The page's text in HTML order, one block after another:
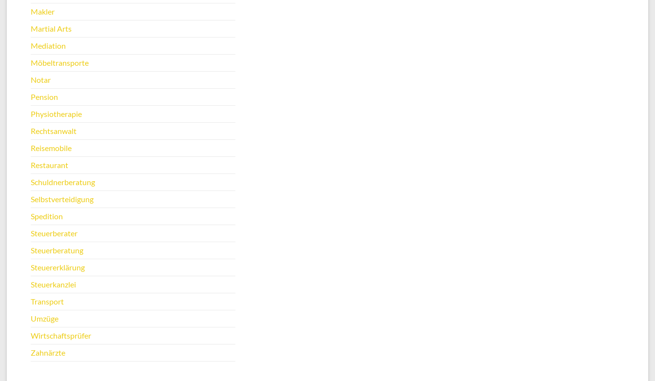
Makler
Martial Arts
Mediation
Möbeltransporte
Notar
Pension
Physiotherapie
Rechtsanwalt
Reisemobile
Restaurant
Schuldnerberatung
Selbstverteidigung
Spedition
Steuerberater
Steuerberatung
Steuererklärung
Steuerkanzlei
Transport
Umzüge
Wirtschaftsprüfer
Zahnärzte